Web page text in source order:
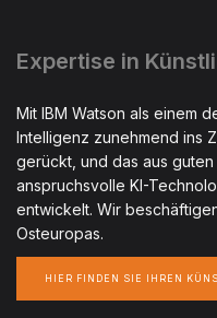
Expertise in
Mit IBM Watson als einem
Intelligenz zunehmend ins
gerückt, und das aus
anspruchsvolle KI-
entwickelt. Wir
Osteuropas.
HIER FINDEN SIE IHREN